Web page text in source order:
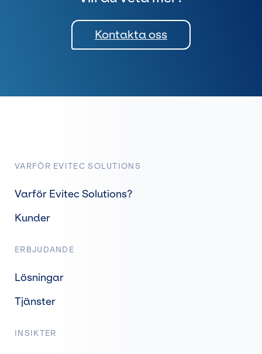
Kontakta oss
VARFÖR EVITEC SOLUTIONS
Varför Evitec Solutions?
Kunder
ERBJUDANDE
Lösningar
Tjänster
INSIKTER